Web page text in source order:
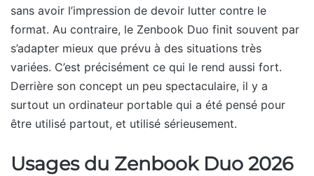
sans avoir l’impression de devoir lutter contre le
format. Au contraire, le Zenbook Duo finit souvent par
s’adapter mieux que prévu à des situations très
variées. C’est précisément ce qui le rend aussi fort.
Derrière son concept un peu spectaculaire, il y a
surtout un ordinateur portable qui a été pensé pour
être utilisé partout, et utilisé sérieusement.
Usages du Zenbook Duo 2026